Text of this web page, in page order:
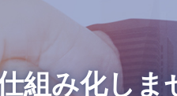
組み化しま